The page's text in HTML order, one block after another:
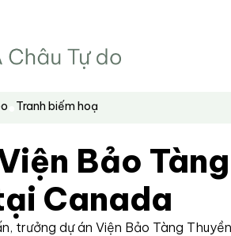
Tranh biếm hoạ
Bảo
Canada
trưởng dự án Viện Bảo Tàng